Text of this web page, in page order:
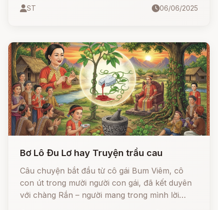
voi chia xa, tình nghĩa vẫn còn đó – chân
chăm sóc mình, mà còn tìm cách báo đáp bằng
cả tấm lòng. Một câu chuyện khiến ai nghe
cũng phải lặng người vì sự trung thành, vì tấm
lòng biết ơn và vì tính nhân văn sâu sắc mà dân
gian Việt Nam để lại.
ST 06/06/2025
Bơ Lô Đu Lơ hay Truyện trầu cau
Câu chuyện bắt đầu từ cô gái Bum Viêm, cô
con út trong mười người con gái, đã kết duyên
với chàng Rắn – người mang trong mình lời